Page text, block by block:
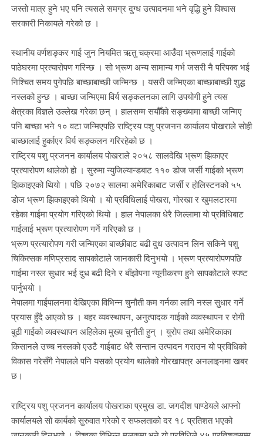
जस्तो मात्र हुने भए पनि त्यसले समग्र दुग्ध उत्पादनमा भने वृद्धि हुने विश्वास
सरकारी निकायले गरेको छ ।
स्थानीय वर्णशङ्कर गाई जुन नियमित ऋतु चक्रमा आउँदा भ्रूणलाई गाईको
पाठेघरमा प्रत्यारोपण गरिन्छ । सो भ्रूण अन्य सामान्य गर्भ जसरी नै परिपक्व भई
निश्चित समय पुगेपछि बाच्छाबाच्छी जन्मिन्छ । यसरी जन्मिएका बाच्छाबाच्छी शुद्ध
नस्लको हुन्छ । बाच्छा जन्मिएमा विर्य सङ्कलनका लागि उपयोगी हुने त्यस
क्षेत्रका विज्ञले उल्लेख गरेका छन् । हालसम्म सयौँको सङ्ख्यामा बाच्छी जन्मिए
पनि बाच्छा भने १० वटा जन्मिएपछि राष्ट्रिय पशु प्रजनन कार्यालय पोखराले सोही
बाच्छालाई हुर्काएर विर्य सङ्कलन गरिरहेको छ ।
राष्ट्रिय पशु प्रजनन कार्यालय पोखराले २०५८ सालदेखि भ्रूण झिकाएर
प्रत्यारोपण थालेको हो । सुरुमा न्युजिल्यान्डबाट ११० डोज जर्सी गाईको भ्रूण
झिकाइएको थियो । पछि २०७२ सालमा अमेरिकाबाट जर्सी र होलिस्टनको ५५
डोज भ्रूण झिकाइएको थियो । यो प्रविधिलाई पोखरा,गोरखा र खुमलटारमा
रहेका गाईमा प्रयोग गरिएको थियो । हाल नेपालका धेरै जिल्लामा यो प्रविधिबाट
गाईलाई भ्रूण प्रत्यारोपण गर्ने गरिएको छ ।
भ्रूण प्रत्यारोपण गरी जन्मिएका बाच्छीबाट बढी दुध उत्पादन लिन सकिने पशु
चिकित्सक मणिप्रसाद सापकोटाले जानकारी दिनुभयो । भ्रूण प्रत्यारोपणपछि
गाईमा नस्ल सुधार भई दुध बढी दिने र बाँझोपना न्यूनीकरण हुने सापकोटाले स्पष्ट
पार्नुभयो ।
नेपालमा गाईपालनमा देखिएका विभिन्न चुनौती कम गर्नका लागि नस्ल सुधार गर्ने
प्रयास हुँदै आएको छ । बहर व्यवस्थापन, अनुत्पादक गाईको व्यवस्थापन र रोगी
बुढी गाईको व्यवस्थापन अहिलेका मुख्य चुनौती हुन् । युरोप तथा अमेरिकाका
किसानले उच्च नस्लको एउटै गाईबाट धेरै सन्तान उत्पादन गराउन यो प्रविधिको
विकास गरेसँगै नेपालले पनि यसको प्रयोग थालेको गोरखापत्र अनलाइनमा खबर
छ।
राष्ट्रिय पशु प्रजनन कार्यालय पोखराका प्रमुख डा.जगदीश पाण्डेयले आफ्नो
कार्यालयले सो कार्यको सुरुवात गरेको र सफलताको दर १८ प्रतिशत भएको